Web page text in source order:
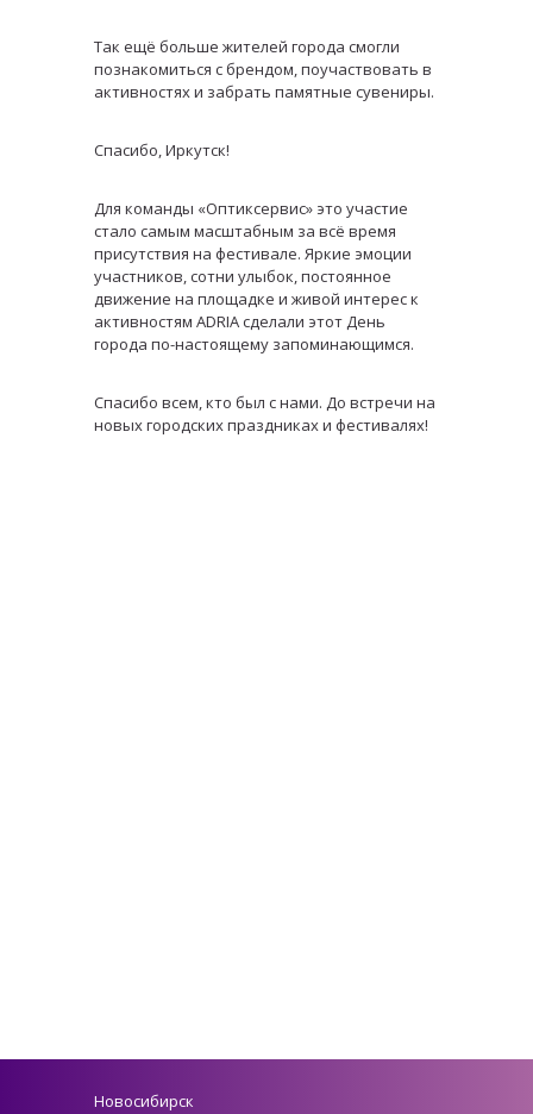
Так ещё больше жителей города смогли
познакомиться с брендом, поучаствовать в
активностях и забрать памятные сувениры.
Спасибо, Иркутск!
Для команды «Оптиксервис» это участие
стало самым масштабным за всё время
присутствия на фестивале. Яркие эмоции
участников, сотни улыбок, постоянное
движение на площадке и живой интерес к
активностям ADRIA сделали этот День
города по-настоящему запоминающимся.
Спасибо всем, кто был с нами. До встречи на
новых городских праздниках и фестивалях!
Новосибирск